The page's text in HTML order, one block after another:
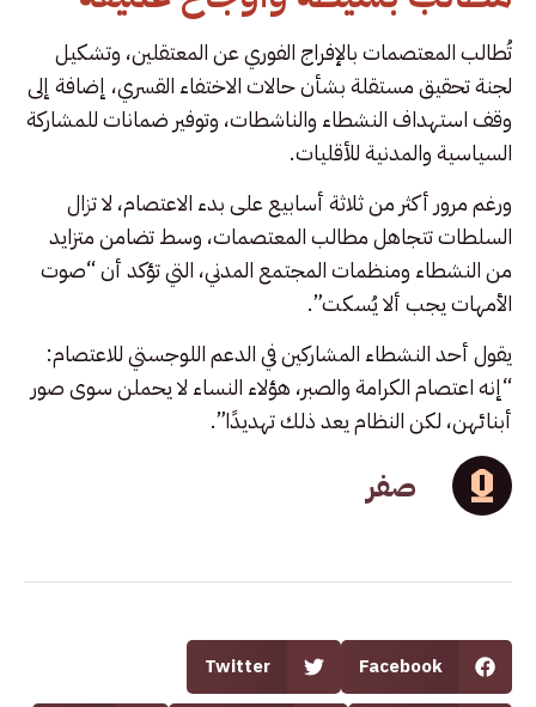
تُطالب المعتصمات بالإفراج الفوري عن المعتقلين، وتشكيل
لجنة تحقيق مستقلة بشأن حالات الاختفاء القسري، إضافة إلى
وقف استهداف النشطاء والناشطات، وتوفير ضمانات للمشاركة
السياسية والمدنية للأقليات.
ورغم مرور أكثر من ثلاثة أسابيع على بدء الاعتصام، لا تزال
السلطات تتجاهل مطالب المعتصمات، وسط تضامن متزايد
من النشطاء ومنظمات المجتمع المدني، التي تؤكد أن “صوت
الأمهات يجب ألا يُسكت”.
يقول أحد النشطاء المشاركين في الدعم اللوجستي للاعتصام:
“إنه اعتصام الكرامة والصبر، هؤلاء النساء لا يحملن سوى صور
أبنائهن، لكن النظام يعد ذلك تهديدًا”.
صفر
Facebook
Twitter